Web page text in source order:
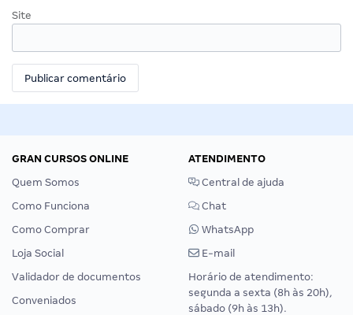
Site
GRAN CURSOS ONLINE
Quem Somos
Como Funciona
Como Comprar
Loja Social
Validador de documentos
Conveniados
ATENDIMENTO
Central de ajuda
Chat
WhatsApp
E-mail
Horário de atendimento:
segunda a sexta (8h às 20h),
sábado (9h às 13h).